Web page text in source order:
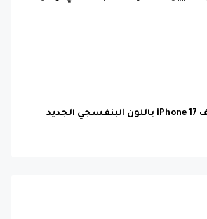
صورة مسربة تكشف iPhone 17 باللون البنفسجي الجديد